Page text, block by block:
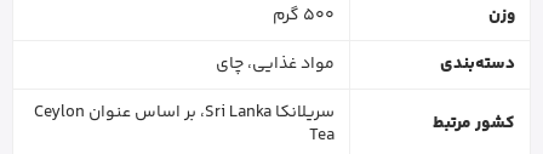
وزن
500 گرم
دسته‌بندی
مواد غذایی، چای
کشور مرتبط
سریلانکا Sri Lanka، بر اساس عنوان Ceylon
Tea